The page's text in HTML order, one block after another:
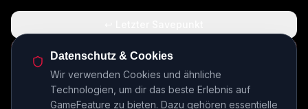
🏠 Zurück zur Basis
INSERT COIN TO CONTINUE...
Datenschutz & Cookies
Wir verwenden Cookies und ähnliche
Technologien, um dir das beste Erlebnis auf
GameFeature zu bieten. Dazu gehören essentielle